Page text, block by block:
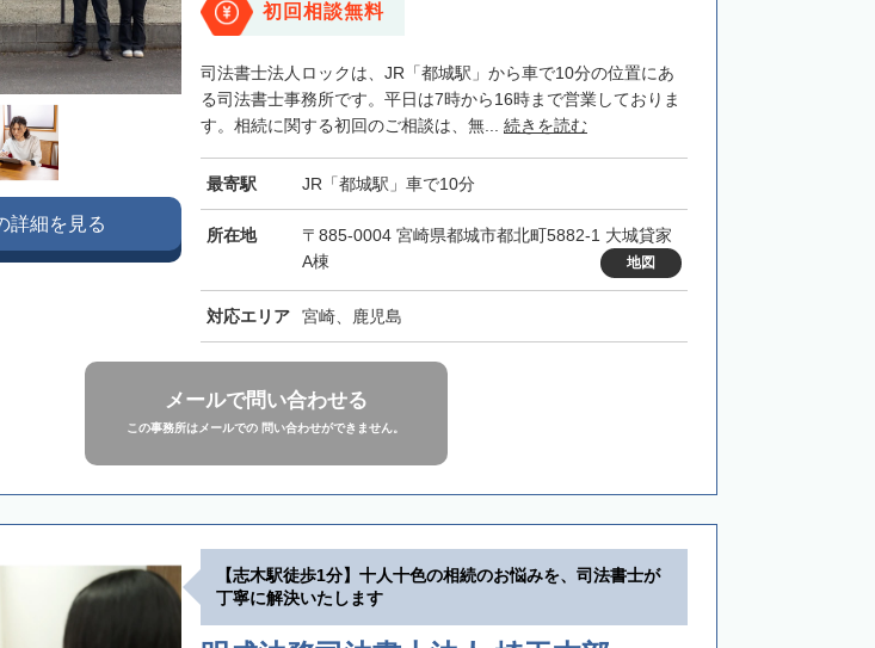
初回相談無料
司法書士法人ロックは、JR「都城駅」から車で10分の位置にあ
る司法書士事務所です。平日は7時から16時まで営業しておりま
す。相続に関する初回のご相談は、無... 続きを読む
最寄駅 JR「都城駅」車で10分
所在地
〒885-0004 宮崎県都城市都北町5882-1 大城貸家
A棟
地図
対応エリア 宮崎、鹿児島
詳細を見る
メールで問い合わせる
この事務所はメールでの 問い合わせができません。
【志木駅徒歩1分】十人十色の相続のお悩みを、司法書士が
丁寧に解決いたします